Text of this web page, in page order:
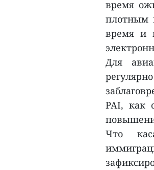
время
плотным
время и
Для
PAI, как
Что